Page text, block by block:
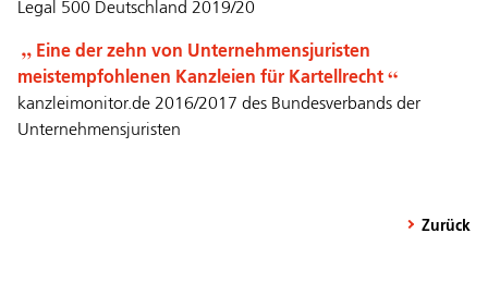
Legal 500 Deutschland 2019/20
Eine der zehn von Unternehmensjuristen
meistempfohlenen Kanzleien für Kartellrecht
kanzleimonitor.de 2016/2017 des Bundesverbands der
Unternehmensjuristen
Zurück